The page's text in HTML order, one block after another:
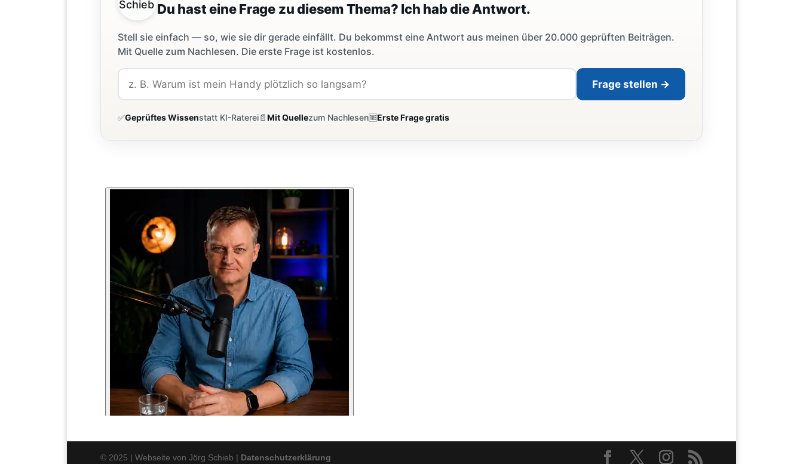
Du hast eine Frage zu diesem Thema? Ich hab die Antwort.
Stell sie einfach — so, wie sie dir gerade einfällt. Du bekommst eine Antwort aus meinen über 20.000 geprüften Beiträgen.
Mit Quelle zum Nachlesen. Die erste Frage ist kostenlos.
Frage stellen →
✅Geprüftes Wissenstatt KI-Raterei📄Mit Quellezum Nachlesen🆓Erste Frage gratis
© 2025 | Webseite von Jörg Schieb | Datenschutzerklärung